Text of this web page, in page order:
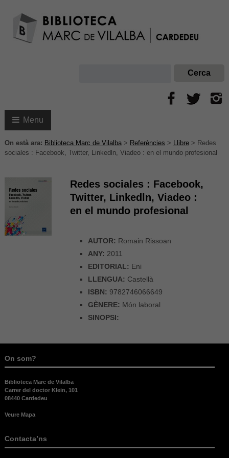
Menu
On està ara: Biblioteca Marc de Vilalba> Referències > Llibre> Redes
sociales : Facebook, Twitter, Linkedln, Viadeo : en el mundo profesional
Redes sociales : Facebook,
Twitter, Linkedln, Viadeo :
en el mundo profesional
AUTOR: Romain Rissoan
ANY: 2011
EDITORIAL: Eni
LLENGUA: Castellà
ISBN: 9782746066649
GÈNERE: Món laboral
SINOPSI:
On som?
Biblioteca Marc de Vilalba
Carrer del doctor Klein, 101
08440 Cardedeu
Veure Mapa
Contacta’ns